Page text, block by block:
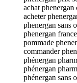
achat
acheter
phenergan sans
phenergan
pommade
commander
phénergan
phénergan
phénergan sans